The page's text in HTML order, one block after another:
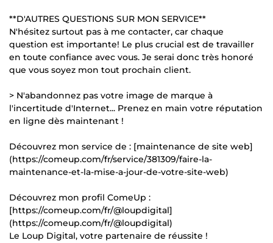
**D'AUTRES QUESTIONS SUR MON SERVICE**
N'hésitez surtout pas à me contacter, car chaque
question est importante! Le plus crucial est de travailler
en toute confiance avec vous. Je serai donc très honoré
que vous soyez mon tout prochain client.
> N'abandonnez pas votre image de marque à
l'incertitude d'Internet... Prenez en main votre réputation
en ligne dès maintenant !
Découvrez mon service de : [maintenance de site web]
(https://comeup.com/fr/service/381309/faire-la-
maintenance-et-la-mise-a-jour-de-votre-site-web)
Découvrez mon profil ComeUp :
[https://comeup.com/fr/@loupdigital]
(https://comeup.com/fr/@loupdigital)
Le Loup Digital, votre partenaire de réussite !